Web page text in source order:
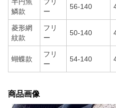
鱗款
ー
56-140
菱形網
紋款
フリ
ー
50-140
蝴蝶款
フリ
ー
54-140
商品画像